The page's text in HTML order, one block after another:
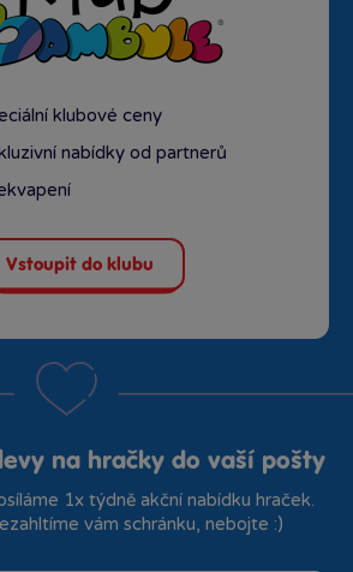
klubové ceny
nabídky od partnerů
Vstoupit do klubu
na hračky do vaší pošty
1x týdně akční nabídku hraček.
vám schránku, nebojte :)